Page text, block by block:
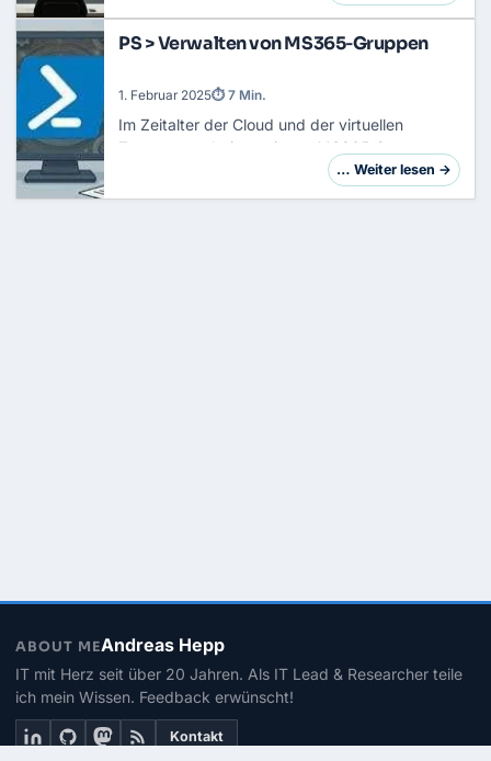
PS > Verwalten von MS365‑Gruppen
Im Zeitalter der Cloud und der virtuellen
Zusammenarbeit gewinnen MS365‑Gruppen
zunehmend an Bedeutung. Sie bilden das
1. Februar 2025⏱ 7 Min.
… Weiter lesen →
ABOUT MEAndreas Hepp
IT mit Herz seit über 20 Jahren. Als IT Lead & Researcher teile
ich mein Wissen. Feedback erwünscht!
Kontakt